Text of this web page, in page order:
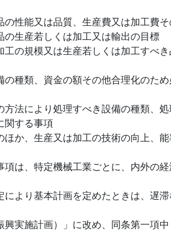
の性能又は品質、生産費又は加工費
の生産若しくは加工又は輸出の目標
工の規模又は生産若しくは加工すべ
の種類、資金の額その他合理化のた
方法により処理すべき設備の種類、
関する事項
ほか、生産又は加工の技術の向上、
は、特定機械工業ごとに、内外の
により基本計画を定めたときは、遅
実施計画）」に改め、同条第一項